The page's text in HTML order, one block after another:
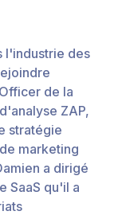
l'industrie des
de la
ZAP,
stratégie
marketing
a dirigé
SaaS qu'il a